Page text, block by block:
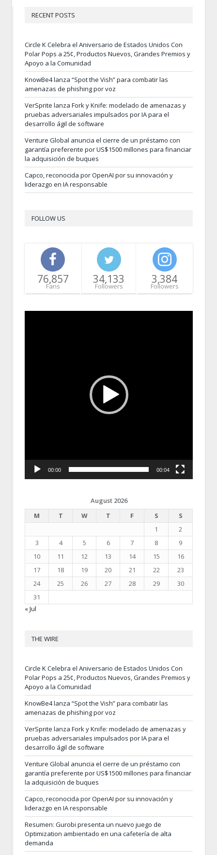
RECENT POSTS
Circle K Celebra el Aniversario de Estados Unidos Con
Polar Pops a 25¢, Productos Nuevos, Grandes Premios y
Apoyo a la Comunidad
KnowBe4 lanza “Spot the Vish” para combatir las
amenazas de phishing por voz
VerSprite lanza Fork y Knife: modelado de amenazas y
pruebas adversariales impulsados por IA para el
desarrollo ágil de software
Venture Global anuncia el cierre de un préstamo con
garantía preferente por US$1500 millones para financiar
la adquisición de buques
Capco, reconocida por OpenAI por su innovación y
liderazgo en IA responsable
FOLLOW US
76,857
Fans
34,133
Followers
3,384
Followers
00:00 00:04
August 2026
M
T W T F S
S
1
2
3
4 5 6 7 8
9
10
11 12 13 14 15
16
17
18 19 20 21 22
23
24
25 26 27 28 29
30
31
« Jul
THE WIRE
Circle K Celebra el Aniversario de Estados Unidos Con
Polar Pops a 25¢, Productos Nuevos, Grandes Premios y
Apoyo a la Comunidad
KnowBe4 lanza “Spot the Vish” para combatir las
amenazas de phishing por voz
VerSprite lanza Fork y Knife: modelado de amenazas y
pruebas adversariales impulsados por IA para el
desarrollo ágil de software
Venture Global anuncia el cierre de un préstamo con
garantía preferente por US$1500 millones para financiar
la adquisición de buques
Capco, reconocida por OpenAI por su innovación y
liderazgo en IA responsable
Resumen: Gurobi presenta un nuevo juego de
Optimization ambientado en una cafetería de alta
demanda